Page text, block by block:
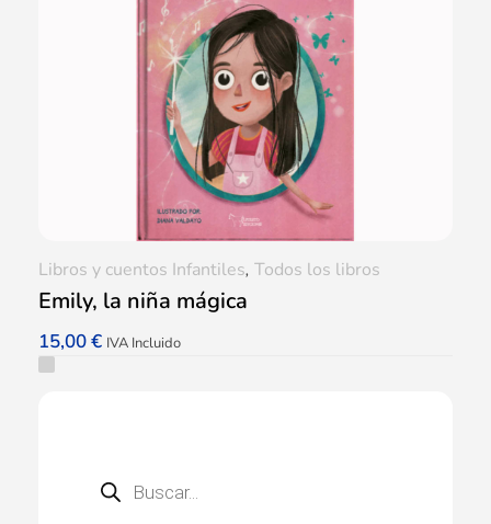
Emily, la niña mágica
15,00€ IVA Incluido
Libros y cuentos Infantiles, Todos los libros